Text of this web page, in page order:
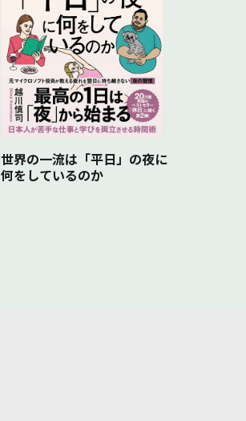
世界の一流は「平日」の夜に
何をしているのか